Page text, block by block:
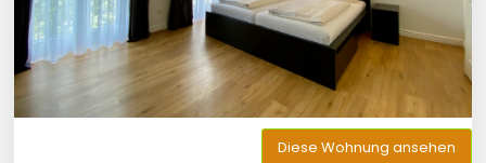
Diese Wohnung ansehen